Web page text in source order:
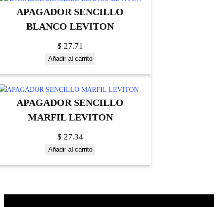
APAGADOR SENCILLO
BLANCO LEVITON
$ 27.71
Añadir al carrito
APAGADOR SENCILLO
MARFIL LEVITON
$ 27.34
Añadir al carrito